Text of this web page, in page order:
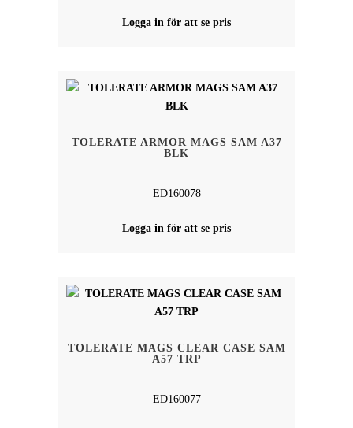
Logga in för att se pris
TOLERATE ARMOR MAGS SAM A37
BLK
ED160078
Logga in för att se pris
TOLERATE MAGS CLEAR CASE SAM
A57 TRP
ED160077